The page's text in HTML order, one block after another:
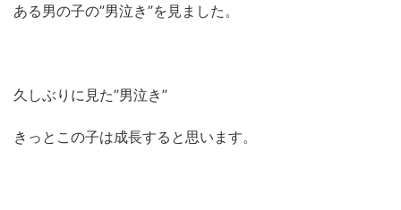
ある男の子の”男泣き”を見ました。
久しぶりに見た”男泣き”
きっとこの子は成長すると思います。